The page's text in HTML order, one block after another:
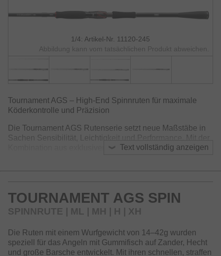
1/4: Artikel-Nr. 11120-245
Abbildung kann vom tatsächlichen Produkt abweichen.
Text vollständig anzeigen
Tournament AGS – High-End Spinnruten für maximale
Köderkontrolle und Präzision
Die Tournament AGS Rutenserie setzt neue Maßstäbe in
Sachen Sensibilität, Leichtigkeit und Performance. Mit der
Kombination aus exklusiver SVF-Kohlefaser, der X45X
eine optimale Rückmeldung bis in die Hand. Dank der V-
Joint Alpha Zapfensteckverbindung sind die Ruten
besonders schlank und weisen eine hohe Belastbarkeit
Die X45X Konstruktion mit spezieller Anordnung der
Kohlfasermatten sorgt für maximale Verwindungsfestigkeit,
TOURNAMENT AGS SPIN
SPINNRUTE | ML | MH | H | XH
Die Ruten mit einem Wurfgewicht von 14–42g wurden
speziell für das Angeln mit Gummifisch auf Zander, Hecht
und große Barsche entwickelt. Mit ihren schnellen, straffen